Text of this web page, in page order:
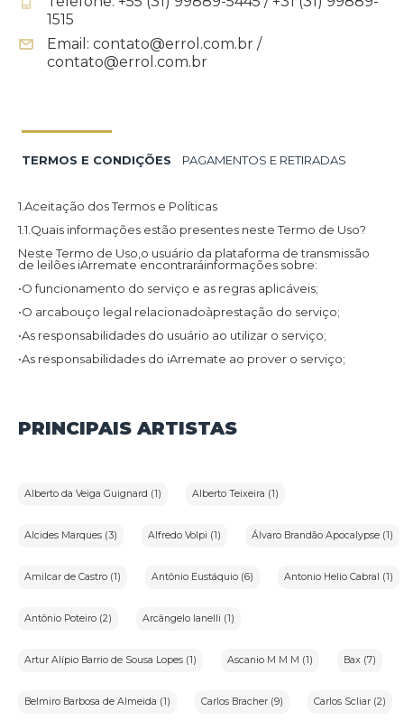
1515
Email: contato@errol.com.br /
contato@errol.com.br
TERMOS E CONDIÇÕES PAGAMENTOS E RETIRADAS
1.Aceitação dos Termos e Políticas
1.1.Quais informações estão presentes neste Termo de Uso?
Neste Termo de Uso,o usuário da plataforma de transmissão
de leilões iArremate encontraráinformações sobre:
•O funcionamento do serviço e as regras aplicáveis;
•O arcabouço legal relacionadoàprestação do serviço;
•As responsabilidades do usuário ao utilizar o serviço;
•As responsabilidades do iArremate ao prover o serviço;
deste Termo de Uso tenham sido violadas.
são coletados,o compartilhamento de dados com terceiros e
as medidas de segurança implementadas para proteger esses
1.2.Aceitação do Termo de Uso e Política de Privacidade:
e compreendeu os Termos de Uso e a Política de Privacidade
aplicáveis ao serviço prestado pela plataforma e concorda em
Para melhor compreensão deste documento,neste Termo de
I-Dado pessoal:informação relacionada a pessoa natural
identificada ou identificável;
PRINCIPAIS ARTISTAS
Alberto da Veiga Guignard (1) Alberto Teixeira (1)
Alcides Marques (3) Alfredo Volpi (1) Álvaro Brandão Apocalypse (1)
Amilcar de Castro (1) Antônio Eustáquio (6) Antonio Helio Cabral (1)
Antônio Poteiro (2) Arcângelo Ianelli (1)
Artur Alípio Barrio de Sousa Lopes (1) Ascanio M M M (1) Bax (7)
Belmiro Barbosa de Almeida (1) Carlos Bracher (9) Carlos Scliar (2)